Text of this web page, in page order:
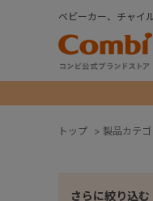
ベビーカー、チャイ
トップ > 製品カテ
さらに絞り込む